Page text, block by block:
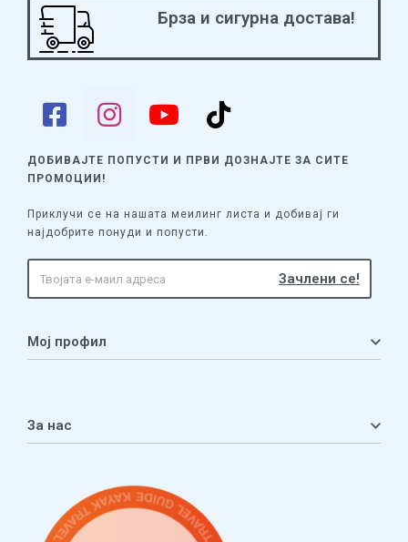
Брза и сигурна достава!
ДОБИВАЈТЕ ПОПУСТИ И ПРВИ ДОЗНАЈТЕ ЗА СИТЕ
ПРОМОЦИИ!
Приклучи се на нашата меилинг листа и добивај ги
најдобрите понуди и попусти.
Мој профил
Листа на желби
За нас
Услови за плаќање и испорака